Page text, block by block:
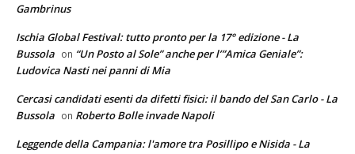
Gambrinus
Ischia Global Festival: tutto pronto per la 17° edizione - La
Bussola on “Un Posto al Sole” anche per l’”Amica Geniale”:
Ludovica Nasti nei panni di Mia
Cercasi candidati esenti da difetti fisici: il bando del San Carlo - La
Bussola on Roberto Bolle invade Napoli
Leggende della Campania: l'amore tra Posillipo e Nisida - La